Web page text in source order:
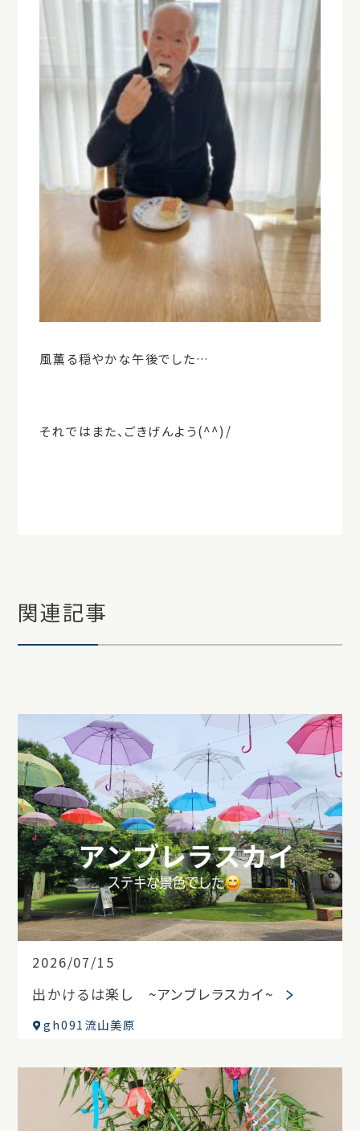
風薫る穏やかな午後でした…
それではまた、ごきげんよう(^^)/
関連記事
2026/07/15
出かけるは楽し ~アンブレラスカイ~
gh091流山美原